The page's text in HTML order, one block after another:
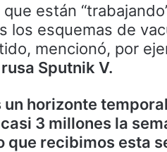
están
los esquemas de
mencionó, por
Sputnik V.
un horizonte
3 millones la
recibimos esta